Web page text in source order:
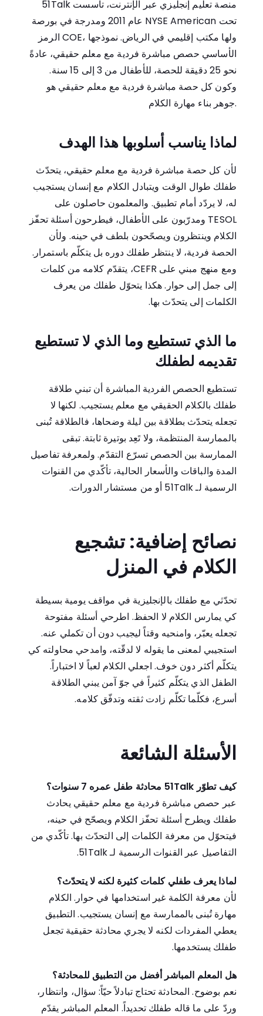
51Talk منصة تعليم إنجليزي عبر الإنترنت، تأسست
عام 2011 ومدرجة في بورصة NYSE American تحت
الرمز COE، ولها مكتب إقليمي في الرياض. نموذجها
الأساسي حصص مباشرة فردية مع معلم حقيقي، عادةً
نحو 25 دقيقة للحصة، للأطفال من 3 إلى 15 سنة.
وكون كل حصة مباشرة فردية مع معلم حقيقي هو
جوهر بناء مهارة الكلام.
لماذا يناسب أسلوبها هذا الهدف
لأن كل حصة مباشرة فردية مع معلم حقيقي، يتحدّث
طفلك طوال الوقت ويتبادل الكلام مع إنسان يستجيب
له، لا يردّد أمام تطبيق. والمعلمون حاصلون على
TESOL ومدرّبون على الأطفال، فيطرحون أسئلة تحفّز
الكلام وينتظرون ويصحّحون بلطف في حينه. ولأن
الحصة فردية، لا ينتظر طفلك دوره بل يتكلّم باستمرار.
ومع منهج مبني على CEFR، يتقدّم كلامه من كلمات
إلى جمل إلى حوار. هكذا يتحوّل طفلك من يعرف
الكلمات إلى يتحدّث بها.
ما الذي تستطيع وما الذي لا تستطيع
تقديمه لطفلك
تستطيع الحصص الفردية المباشرة أن تبني طلاقة
طفلك بالكلام الحقيقي مع معلم يستجيب. لكنها لا
تجعله يتحدّث بطلاقة بين ليلة وضحاها، فالطلاقة تُبنى
بالممارسة المنتظمة، ولا تَعِد بوتيرة ثابتة. تبقى
الممارسة بين الحصص تسرّع التقدّم. ولمعرفة تفاصيل
المدة والباقات والأسعار الحالية، تأكّدي من القنوات
الرسمية لـ 51Talk أو من مستشار الدورات.
نصائح إضافية: تشجيع
الكلام في المنزل
تحدّثي مع طفلك بالإنجليزية في مواقف يومية بسيطة
كي يمارس الكلام لا الحفظ. اطرحي أسئلة مفتوحة
تجعله يعبّر، وامنحيه وقتاً ليجيب دون أن تكملي عنه.
استجيبي لمعنى ما يقوله لا لدقّته، وامدحي محاولته كي
يتكلّم أكثر دون خوف. اجعلي الكلام لعباً لا اختباراً.
الطفل الذي يتكلّم كثيراً في جوّ آمن يبني الطلاقة
أسرع، فكلّما تكلّم زادت ثقته وتدفّق كلامه.
الأسئلة الشائعة
كيف تطوّر 51Talk محادثة طفل عمره 7 سنوات؟
عبر حصص مباشرة فردية مع معلم حقيقي يحادث
طفلك ويطرح أسئلة تحفّز الكلام ويصحّح في حينه،
فيتحوّل من معرفة الكلمات إلى التحدّث بها. تأكّدي من
التفاصيل عبر القنوات الرسمية لـ 51Talk.
لماذا يعرف طفلي كلمات كثيرة لكنه لا يتحدّث؟
لأن معرفة الكلمة غير استخدامها في حوار. الكلام
مهارة تُبنى بالممارسة مع إنسان يستجيب. التطبيق
يعطي المفردات لكنه لا يجري محادثة حقيقية تجعل
طفلك يستخدمها.
هل المعلم المباشر أفضل من التطبيق للمحادثة؟
نعم بوضوح. المحادثة تحتاج تبادلاً حيّاً: سؤال، وانتظار،
وردّ على ما قاله طفلك تحديداً. المعلم المباشر يقدّم